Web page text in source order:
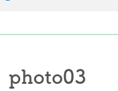
photo03